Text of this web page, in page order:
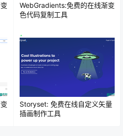
WebGradients:免费的在线渐变
色代码复制工具
Storyset: 免费在线自定义矢量
插画制作工具